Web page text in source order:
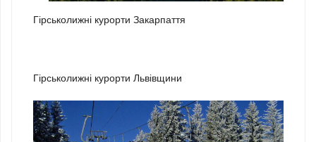
Гірськолижні курорти Закарпаття
Гірськолижні курорти Львівщини